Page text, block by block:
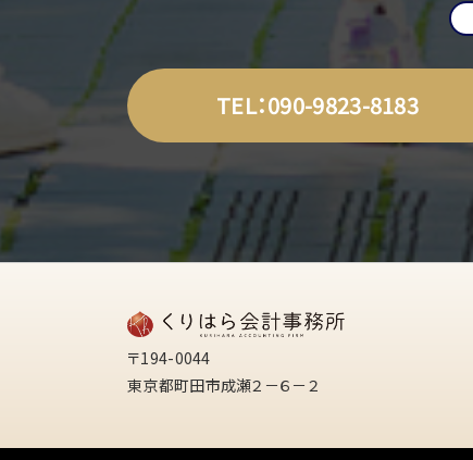
TEL：090-9823-8183
〒194-0044
東京都町田市成瀬２－６－２